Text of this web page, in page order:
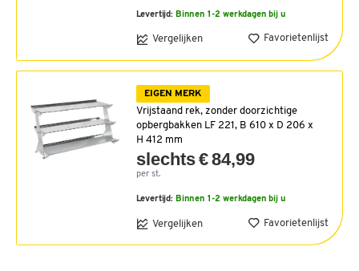
Levertijd: Binnen 1-2 werkdagen bij u
Vergelijken Favorietenlijst
EIGEN MERK
Vrijstaand rek, zonder doorzichtige
opbergbakken LF 221, B 610 x D 206 x
H 412 mm
slechts € 84,99
per st.
Levertijd: Binnen 1-2 werkdagen bij u
Vergelijken Favorietenlijst